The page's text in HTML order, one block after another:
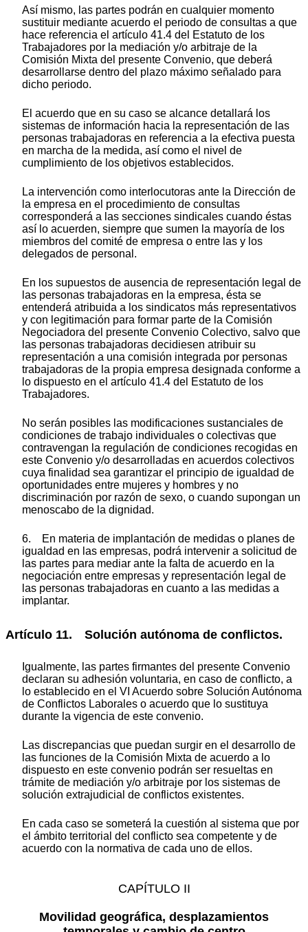
Así mismo, las partes podrán en cualquier momento
sustituir mediante acuerdo el periodo de consultas a que
hace referencia el artículo 41.4 del Estatuto de los
Trabajadores por la mediación y/o arbitraje de la
Comisión Mixta del presente Convenio, que deberá
desarrollarse dentro del plazo máximo señalado para
dicho periodo.
El acuerdo que en su caso se alcance detallará los
sistemas de información hacia la representación de las
personas trabajadoras en referencia a la efectiva puesta
en marcha de la medida, así como el nivel de
cumplimiento de los objetivos establecidos.
La intervención como interlocutoras ante la Dirección de
la empresa en el procedimiento de consultas
corresponderá a las secciones sindicales cuando éstas
así lo acuerden, siempre que sumen la mayoría de los
miembros del comité de empresa o entre las y los
delegados de personal.
En los supuestos de ausencia de representación legal de
las personas trabajadoras en la empresa, ésta se
entenderá atribuida a los sindicatos más representativos
y con legitimación para formar parte de la Comisión
Negociadora del presente Convenio Colectivo, salvo que
las personas trabajadoras decidiesen atribuir su
representación a una comisión integrada por personas
trabajadoras de la propia empresa designada conforme a
lo dispuesto en el artículo 41.4 del Estatuto de los
Trabajadores.
No serán posibles las modificaciones sustanciales de
condiciones de trabajo individuales o colectivas que
contravengan la regulación de condiciones recogidas en
este Convenio y/o desarrolladas en acuerdos colectivos
cuya finalidad sea garantizar el principio de igualdad de
oportunidades entre mujeres y hombres y no
discriminación por razón de sexo, o cuando supongan un
menoscabo de la dignidad.
6. En materia de implantación de medidas o planes de
igualdad en las empresas, podrá intervenir a solicitud de
las partes para mediar ante la falta de acuerdo en la
negociación entre empresas y representación legal de
las personas trabajadoras en cuanto a las medidas a
implantar.
Artículo 11. Solución autónoma de conflictos.
Igualmente, las partes firmantes del presente Convenio
declaran su adhesión voluntaria, en caso de conflicto, a
lo establecido en el VI Acuerdo sobre Solución Autónoma
de Conflictos Laborales o acuerdo que lo sustituya
durante la vigencia de este convenio.
Las discrepancias que puedan surgir en el desarrollo de
las funciones de la Comisión Mixta de acuerdo a lo
dispuesto en este convenio podrán ser resueltas en
trámite de mediación y/o arbitraje por los sistemas de
solución extrajudicial de conflictos existentes.
En cada caso se someterá la cuestión al sistema que por
el ámbito territorial del conflicto sea competente y de
acuerdo con la normativa de cada uno de ellos.
CAPÍTULO II
Movilidad geográfica, desplazamientos